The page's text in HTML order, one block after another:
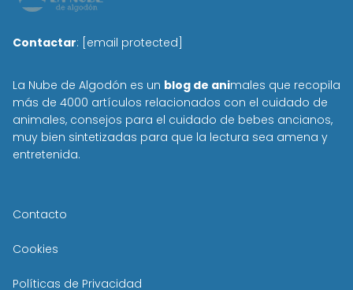
Contactar: [email protected]
La Nube de Algodón es un blog de animales que recopila
más de 4000 artículos relacionados con el cuidado de
animales, consejos para el cuidado de bebes ancianos,
muy bien sintetizadas para que la lectura sea amena y
entretenida.
Contacto
Cookies
Políticas de Privacidad